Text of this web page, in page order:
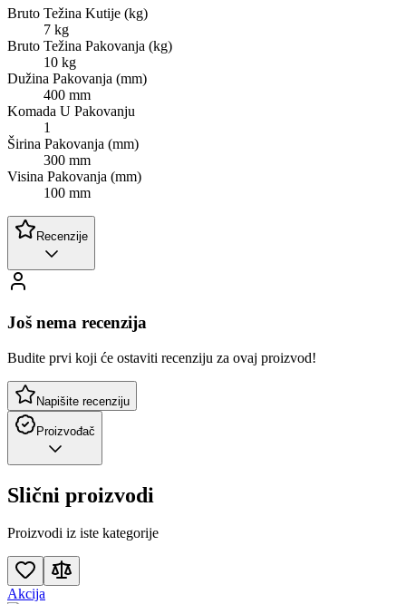
Bruto Težina Kutije (kg)
7 kg
Bruto Težina Pakovanja (kg)
10 kg
Dužina Pakovanja (mm)
400 mm
Komada U Pakovanju
1
Širina Pakovanja (mm)
300 mm
Visina Pakovanja (mm)
100 mm
Recenzije
Još nema recenzija
Budite prvi koji će ostaviti recenziju za ovaj proizvod!
Napišite recenziju
Proizvođač
Slični proizvodi
Proizvodi iz iste kategorije
Akcija